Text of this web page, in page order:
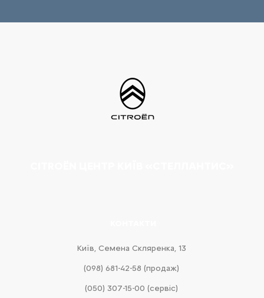
Київ, Cемена Скляренка, 13
(098) 681-42-58‬ (продаж)
(050) 307-15-00 (сервіс)